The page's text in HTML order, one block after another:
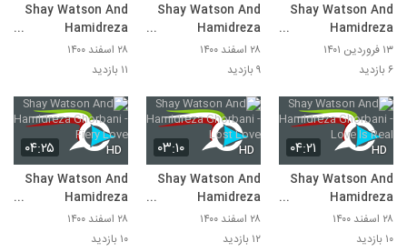
Shay Watson And
Hamidreza
Ghorbani - Without
You
۱۳ فروردین ۱۴۰۱
۶ بازدید
Shay Watson And
Hamidreza
Ghorbani - This Is
Love
۲۸ اسفند ۱۴۰۰
۹ بازدید
Shay Watson And
Hamidreza
Ghorbani - Power
Of Love
۲۸ اسفند ۱۴۰۰
۱۱ بازدید
۰۴:۲۱ HD
Shay Watson And
Hamidreza
Ghorbani - Love Is
Real
۲۸ اسفند ۱۴۰۰
۱۰ بازدید
۰۳:۱۰ HD
Shay Watson And
Hamidreza
Ghorbani - Lost
Love
۲۸ اسفند ۱۴۰۰
۱۲ بازدید
۰۴:۲۵ HD
Shay Watson And
Hamidreza
Ghorbani - Fiery
Love
۲۸ اسفند ۱۴۰۰
۱۰ بازدید